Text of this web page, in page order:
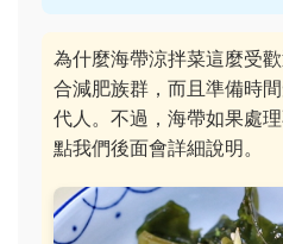
為什麼海帶涼拌菜這麼受
合減肥族群，而且準備時
代人。不過，海帶如果處
點我們後面會詳細說明。